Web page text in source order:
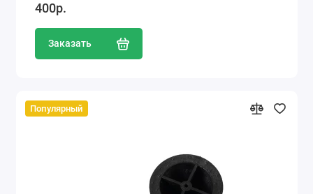
400р.
Заказать
Популярный